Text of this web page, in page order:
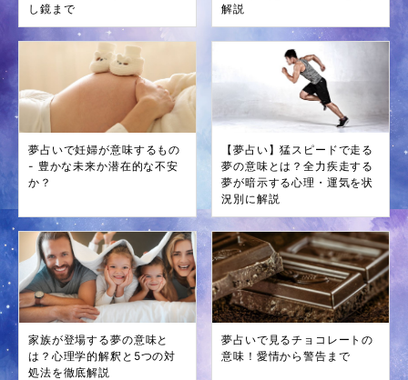
し鏡まで
解説
夢占いで妊婦が意味するもの
- 豊かな未来か潜在的な不安
か？
【夢占い】猛スピードで走る
夢の意味とは？全力疾走する
夢が暗示する心理・運気を状
況別に解説
家族が登場する夢の意味と
は？心理学的解釈と5つの対
処法を徹底解説
夢占いで見るチョコレートの
意味！愛情から警告まで